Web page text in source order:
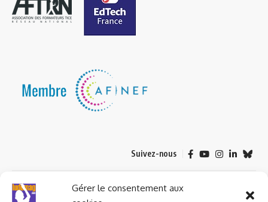
Gérer le consentement aux
Suivez-nous
© 2023 ludomag.com édité et géré par WOOMEET SAS, powered by